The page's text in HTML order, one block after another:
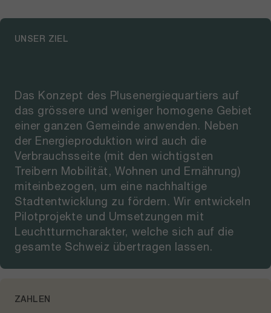
UNSER ZIEL
Das Konzept des Plusenergiequartiers auf
das grössere und weniger homogene Gebiet
einer ganzen Gemeinde anwenden. Neben
der Energieproduktion wird auch die
Verbrauchsseite (mit den wichtigsten
Treibern Mobilität, Wohnen und Ernährung)
miteinbezogen, um eine nachhaltige
Stadtentwicklung zu fördern. Wir entwickeln
Pilotprojekte und Umsetzungen mit
Leuchtturmcharakter, welche sich auf die
gesamte Schweiz übertragen lassen.
ZAHLEN